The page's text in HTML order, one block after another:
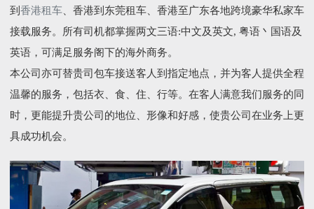
到 香港租车、香港到东莞租车、香港至广东各地跨境豪华私家车
接载服务。所有司机都掌握两文三语:中文及英文, 粤语丶国语及
英语，可满足服务阁下的海外商务。
本公司亦可替贵司包车接送客人到指定地点，并为客人提供全程
温馨的服务，包括衣、食、住、行等。在客人满意我们服务的同
时，更能提升贵公司的地位、形像和好感，使贵公司在业务上更
具成功机会。